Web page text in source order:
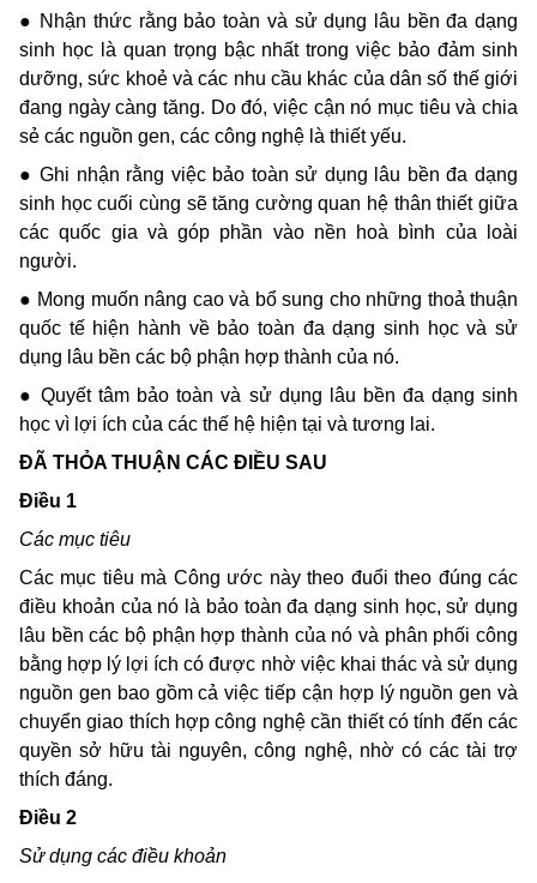
● Nhận thức rằng bảo toàn và sử dụng lâu bền đa dạng
sinh học là quan trọng bậc nhất trong việc bảo đảm sinh
dưỡng, sức khoẻ và các nhu cầu khác của dân số thế giới
đang ngày càng tăng. Do đó, việc cận nó mục tiêu và chia
sẻ các nguồn gen, các công nghệ là thiết yếu.
● Ghi nhận rằng việc bảo toàn sử dụng lâu bền đa dạng
sinh học cuối cùng sẽ tăng cường quan hệ thân thiết giữa
các quốc gia và góp phần vào nền hoà bình của loài
người.
● Mong muốn nâng cao và bổ sung cho những thoả thuận
quốc tế hiện hành về bảo toàn đa dạng sinh học và sử
dụng lâu bền các bộ phận hợp thành của nó.
● Quyết tâm bảo toàn và sử dụng lâu bền đa dạng sinh
học vì lợi ích của các thế hệ hiện tại và tương lai.
ĐÃ THỎA THUẬN CÁC ĐIỀU SAU
Ðiều 1
Các mục tiêu
Các mục tiêu mà Công ước này theo đuổi theo đúng các
điều khoản của nó là bảo toàn đa dạng sinh học, sử dụng
lâu bền các bộ phận hợp thành của nó và phân phối công
bằng hợp lý lợi ích có được nhờ việc khai thác và sử dụng
nguồn gen bao gồm cả việc tiếp cận hợp lý nguồn gen và
chuyển giao thích hợp công nghệ cần thiết có tính đến các
quyền sở hữu tài nguyên, công nghệ, nhờ có các tài trợ
thích đáng.
Ðiều 2
Sử dụng các điều khoản